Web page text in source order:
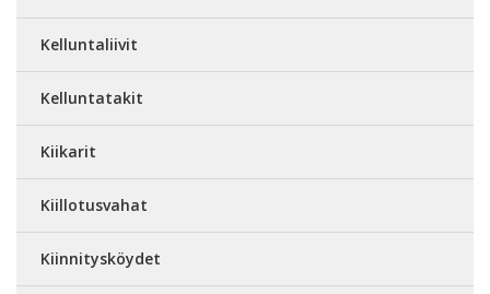
Kelluntaliivit
Kelluntatakit
Kiikarit
Kiillotusvahat
Kiinnitysköydet